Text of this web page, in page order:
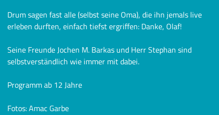
Drum sagen fast alle (selbst seine Oma), die ihn jemals live
erleben durften, einfach tiefst ergriffen: Danke, Olaf!
Seine Freunde Jochen M. Barkas und Herr Stephan sind
selbstverständlich wie immer mit dabei.
Programm ab 12 Jahre
Fotos: Amac Garbe